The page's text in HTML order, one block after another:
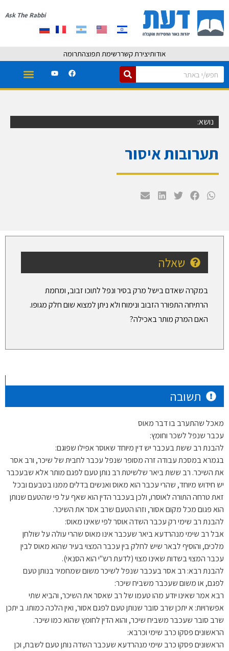
Ask The Rabbi
אודותיצירת קשררשימת תפוצהתרומה
נושא:
תערובות איסור
שאלה
במקרה שאדם בישל מרק בסיר ונפל לתוכו זבוב, ומחמת
הרתיחה התפורר הזבוב ונימוח ולא ניתן למצוא שום חלק מגופו.
האם המרק מותר באכילה?
תשובה
מאכל שהתערב בו דבר מאוס
עכבר שנפל לשכר וחומץ:
להבנת רב ששת בעכבר יש דין מיוחד שאוסר אפילו שפוגם:
בגמרא במסכת עבודה זרה מסופר שנפל עכבר לחבית של שיכר, ורב אסר
את השיכר. רב ששת ביאר שלשיטת רב נותן טעם לפגם מותר אלא שבעכבר
יש חידוש מיוחד, שהרי עכבר הוא מאוס ואנשים בדלים ממנו בטבעם ובכל
זאת טרחה התורה לאוסרו, ולכן בעכבר הדין הוא שאף על פי שהטעם שנותן
הוא פגום מכל מקום אסור, וזהו הטעם שרב אסר את השיכר.
להבנת רב שימי רק עכבר השדה אוסר לפי שאינו מאוס:
אבל רב שימי מנהרדעא ביאר שעכבר אינו מאוס שהרי עולה על שולחן
מלכים, והוסיף לבאר שיש לחלק בין עכבר המצוי בעיר שהוא מאוס לבין
עכבר המצוי בשדות שאינו מצוי (לדעת רש"י הוא הסנאי).
להבנת רבא: רב אסר בעכבר שנפל לשיכר משום שמחמיר בנותן טעם
לפגם, או משום שעכבר משביח שיכר:
רבא אמר שאינו יודע מהו טעמו של רב שאסר את השיכר, והביא שתי
אפשרויות: א יתכן שרב סובר שנותן טעם לפגם אסור, ואין הלכה כמותו. ב יתכן
שרב סובר שעכבר משביח שיכר, והוא הדין לחומץ שהוא כמו שיכר.
הראשונים פסקו כרב שימי וכרבא:
הראשונים פסקו כרב שימי מנהרדעא שעכבר השדה נותן טעם לשבח, וכן